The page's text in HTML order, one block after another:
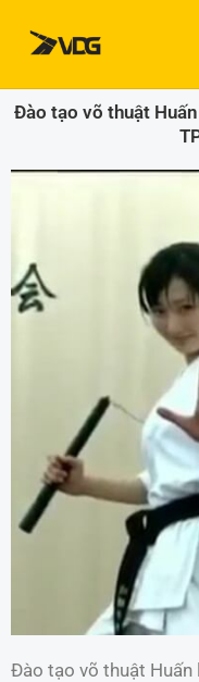
dung
Đào tạo võ thuật
Đào tạo võ thuật Huấn